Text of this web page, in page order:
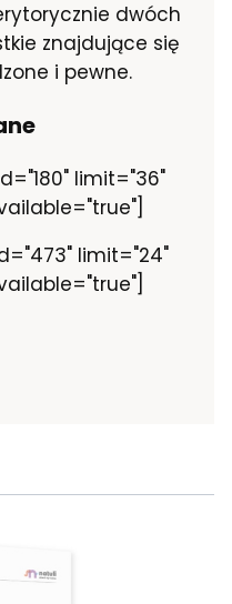
dwóch
znajdujące się
i pewne.
limit="36"
limit="24"